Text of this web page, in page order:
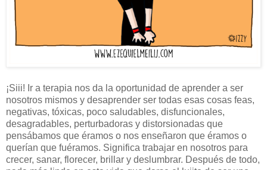
¡Siii! Ir a terapia nos da la oportunidad de aprender a ser
nosotros mismos y desaprender ser todas esas cosas feas,
negativas, tóxicas, poco saludables, disfuncionales,
desagradables, perturbadoras y distorsionadas que
pensábamos que éramos o nos enseñaron que éramos o
querían que fuéramos. Significa trabajar en nosotros para
crecer, sanar, florecer, brillar y deslumbrar. Después de todo,